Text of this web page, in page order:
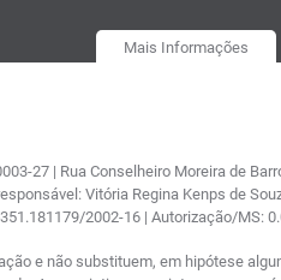
Mais Informações
27 | Rua Conselheiro Moreira de
Vitória Regina Kenps de
2002-16 | Autorização/MS:
e não substituem, em hipótese